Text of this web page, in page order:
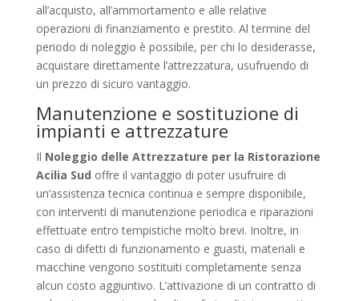
all’acquisto, all’ammortamento e alle relative
operazioni di finanziamento e prestito. Al termine del
periodo di noleggio è possibile, per chi lo desiderasse,
acquistare direttamente l’attrezzatura, usufruendo di
un prezzo di sicuro vantaggio.
Manutenzione e sostituzione di
impianti e attrezzature
Il Noleggio delle Attrezzature per la Ristorazione
Acilia Sud offre il vantaggio di poter usufruire di
un’assistenza tecnica continua e sempre disponibile,
con interventi di manutenzione periodica e riparazioni
effettuate entro tempistiche molto brevi. Inoltre, in
caso di difetti di funzionamento e guasti, materiali e
macchine vengono sostituiti completamente senza
alcun costo aggiuntivo. L’attivazione di un contratto di